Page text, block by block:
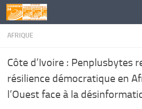
Skip to content
AFRIQUE
Côte d’Ivoire : Penplusbytes
résilience démocratique en
l’Ouest face à la